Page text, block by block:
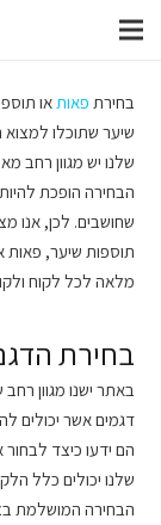
בחירת פאות או
שיער שתוכלו
שלנו יש מגוון רחב
הבחירה הופכת
שחושבים. לכן, אנו
תוספות שיער, פאות
מלאה לכל לקוח
בחירת
באתר ישנו מגוון
דגמים אשר יכולים
הם ידעו כיצד
שלנו יכולים כלל
הבחירה המושלמת